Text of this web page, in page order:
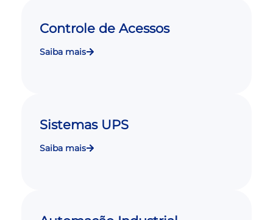
Controle de Acessos
Saiba mais
Sistemas UPS
Saiba mais